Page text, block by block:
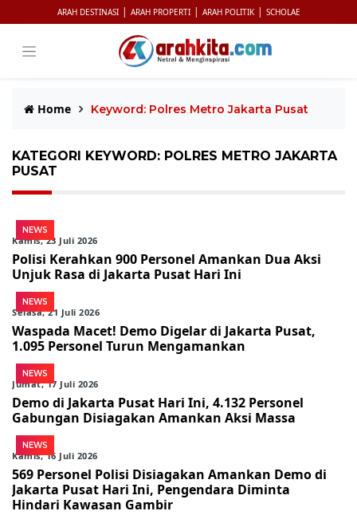
ARAH DESTINASI | ARAH PROPERTI | ARAH POLITIK | SCHOLAE
Home Keyword: Polres Metro Jakarta Pusat
KATEGORI KEYWORD: POLRES METRO JAKARTA
PUSAT
NEWS
Kamis, 23 Juli 2026
Polisi Kerahkan 900 Personel Amankan Dua Aksi
Unjuk Rasa di Jakarta Pusat Hari Ini
NEWS
Selasa, 21 Juli 2026
Waspada Macet! Demo Digelar di Jakarta Pusat,
1.095 Personel Turun Mengamankan
NEWS
Jumat, 17 Juli 2026
Demo di Jakarta Pusat Hari Ini, 4.132 Personel
Gabungan Disiagakan Amankan Aksi Massa
NEWS
Kamis, 16 Juli 2026
569 Personel Polisi Disiagakan Amankan Demo di
Jakarta Pusat Hari Ini, Pengendara Diminta
Hindari Kawasan Gambir